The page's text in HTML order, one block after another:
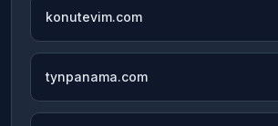
konutevim.com
tynpanama.com